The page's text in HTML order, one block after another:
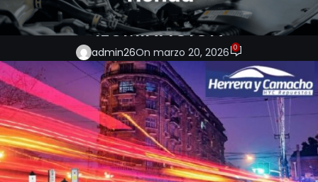
HYC REPUESTOS, ILUMINACION
ILUMINACION
admin26On marzo 20, 2026 0